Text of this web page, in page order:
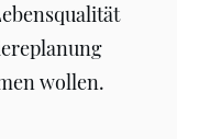
wollen.